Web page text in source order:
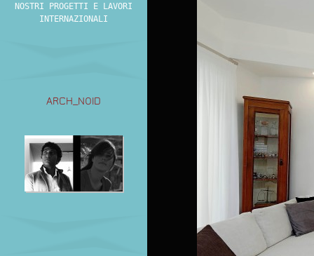
NOSTRI PROGETTI E LAVORI
INTERNAZIONALI
ARCH_NOID